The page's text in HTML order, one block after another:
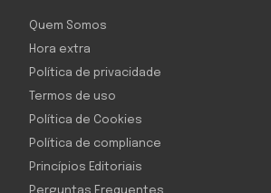
Quem Somos
Hora extra
Política de privacidade
Termos de uso
Política de Cookies
Política de compliance
Princípios Editoriais